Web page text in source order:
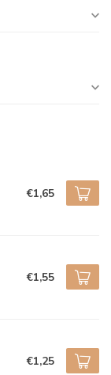
€1,65
€1,55
€1,25